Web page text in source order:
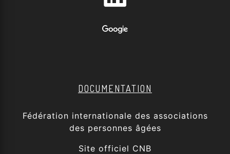
DOCUMENTATION
Fédération internationale des associations
des personnes âgées
Site officiel CNB